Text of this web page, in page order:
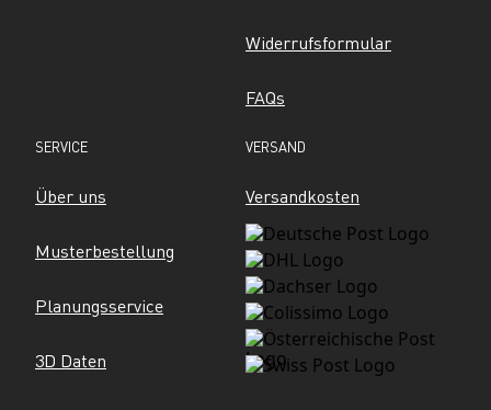
Widerrufsformular
FAQs
SERVICE
Über uns
Musterbestellung
Planungsservice
3D Daten
VERSAND
Versandkosten